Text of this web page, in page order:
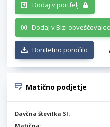
Dodaj v portfelj
Dodaj v Bizi obveščevalec
Bonitetno poročilo
Matično podjetje
Davčna številka SI:
Matična: